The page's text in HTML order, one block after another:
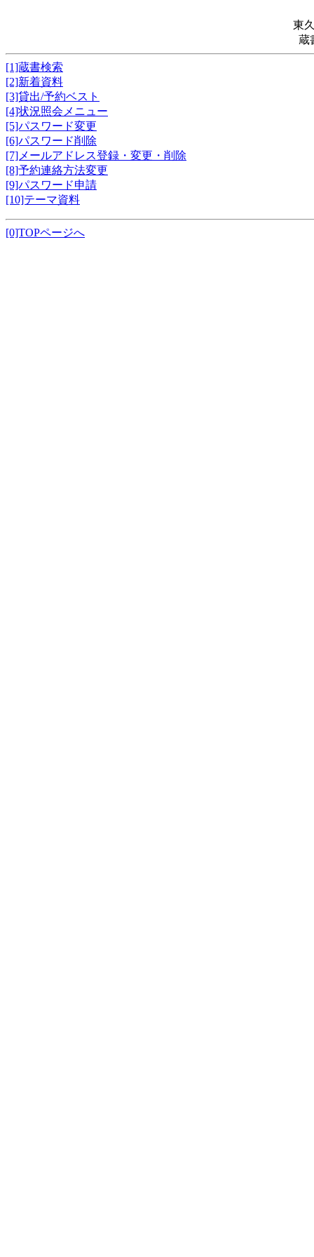
東
蔵
[1]蔵書検索
[2]新着資料
[3]貸出/予約ベスト
[4]状況照会メニュー
[5]パスワード変更
[6]パスワード削除
[7]メールアドレス登録・変更・削除
[8]予約連絡方法変更
[9]パスワード申請
[10]テーマ資料
[0]TOPページへ